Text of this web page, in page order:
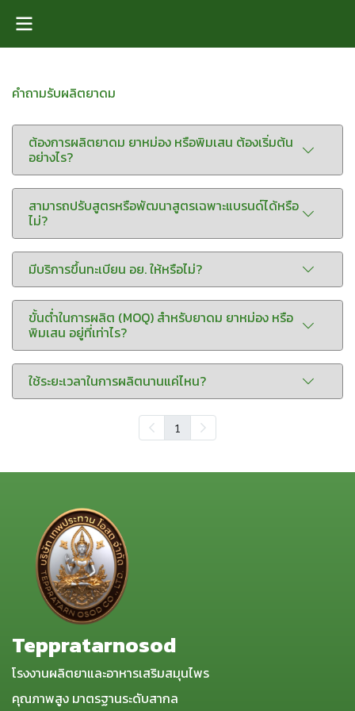
คำถามรับผลิตยาดม
ต้องการผลิตยาดม ยาหม่อง หรือพิมเสน ต้องเริ่มต้น
อย่างไร?
สามารถปรับสูตรหรือพัฒนาสูตรเฉพาะแบรนด์ได้หรือ
ไม่?
มีบริการขึ้นทะเบียน อย. ให้หรือไม่?
ขั้นต่ำในการผลิต (MOQ) สำหรับยาดม ยาหม่อง หรือ
พิมเสน อยู่ที่เท่าไร?
ใช้ระยะเวลาในการผลิตนานแค่ไหน?
1
Teppratarnosod
โรงงานผลิตยาและอาหารเสริมสมุนไพร
คุณภาพสูง มาตรฐานระดับสากล